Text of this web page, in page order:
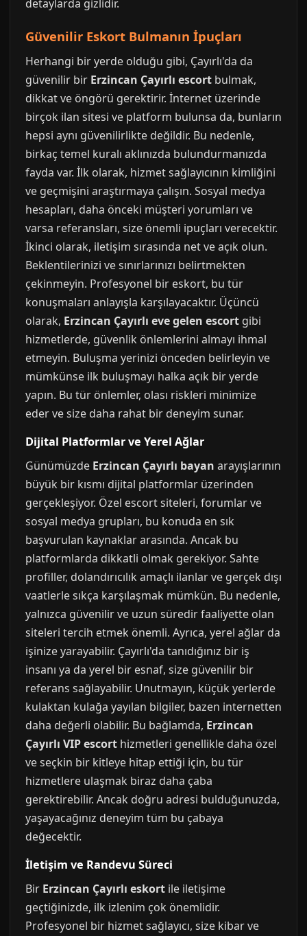
detaylarda gizlidir.
Güvenilir Eskort Bulmanın İpuçları
Herhangi bir yerde olduğu gibi, Çayırlı'da da
güvenilir bir Erzincan Çayırlı escort bulmak,
dikkat ve öngörü gerektirir. İnternet üzerinde
birçok ilan sitesi ve platform bulunsa da, bunların
hepsi aynı güvenilirlikte değildir. Bu nedenle,
birkaç temel kuralı aklınızda bulundurmanızda
fayda var. İlk olarak, hizmet sağlayıcının kimliğini
ve geçmişini araştırmaya çalışın. Sosyal medya
hesapları, daha önceki müşteri yorumları ve
varsa referansları, size önemli ipuçları verecektir.
İkinci olarak, iletişim sırasında net ve açık olun.
Beklentilerinizi ve sınırlarınızı belirtmekten
çekinmeyin. Profesyonel bir eskort, bu tür
konuşmaları anlayışla karşılayacaktır. Üçüncü
olarak, Erzincan Çayırlı eve gelen escort gibi
hizmetlerde, güvenlik önlemlerini almayı ihmal
etmeyin. Buluşma yerinizi önceden belirleyin ve
mümkünse ilk buluşmayı halka açık bir yerde
yapın. Bu tür önlemler, olası riskleri minimize
eder ve size daha rahat bir deneyim sunar.
Dijital Platformlar ve Yerel Ağlar
Günümüzde Erzincan Çayırlı bayan arayışlarının
büyük bir kısmı dijital platformlar üzerinden
gerçekleşiyor. Özel escort siteleri, forumlar ve
sosyal medya grupları, bu konuda en sık
başvurulan kaynaklar arasında. Ancak bu
platformlarda dikkatli olmak gerekiyor. Sahte
profiller, dolandırıcılık amaçlı ilanlar ve gerçek dışı
vaatlerle sıkça karşılaşmak mümkün. Bu nedenle,
yalnızca güvenilir ve uzun süredir faaliyette olan
siteleri tercih etmek önemli. Ayrıca, yerel ağlar da
işinize yarayabilir. Çayırlı'da tanıdığınız bir iş
insanı ya da yerel bir esnaf, size güvenilir bir
referans sağlayabilir. Unutmayın, küçük yerlerde
kulaktan kulağa yayılan bilgiler, bazen internetten
daha değerli olabilir. Bu bağlamda, Erzincan
Çayırlı VIP escort hizmetleri genellikle daha özel
ve seçkin bir kitleye hitap ettiği için, bu tür
hizmetlere ulaşmak biraz daha çaba
gerektirebilir. Ancak doğru adresi bulduğunuzda,
yaşayacağınız deneyim tüm bu çabaya
değecektir.
İletişim ve Randevu Süreci
Bir Erzincan Çayırlı eskort ile iletişime
geçtiğinizde, ilk izlenim çok önemlidir.
Profesyonel bir hizmet sağlayıcı, size kibar ve